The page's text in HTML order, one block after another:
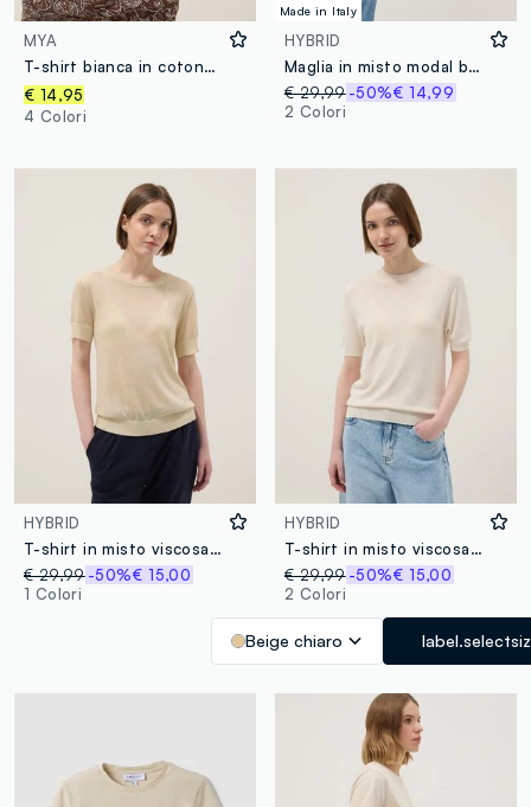
MYA
T-shirt bianca in cotone e modal elasticizzato regular fit
€ 14,95
4 Colori
Made in Italy
HYBRID
Maglia in misto modal beige regular fit con design scintillante
€ 29,99 -50%€ 14,99
2 Colori
HYBRID
T-shirt in misto viscosa beige regular fit con trasparenze
€ 29,99-50%€ 15,00
1 Colori
HYBRID
T-shirt in misto viscosa beige regular fit
€ 29,99 -50%€ 15,00
2 Colori
Beige chiaro